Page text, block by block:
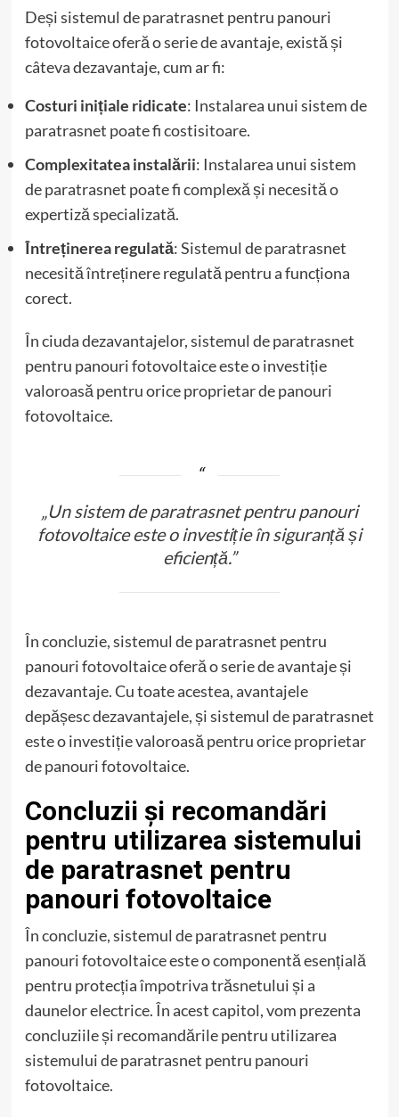
Deși sistemul de paratrasnet pentru panouri
fotovoltaice oferă o serie de avantaje, există și
câteva dezavantaje, cum ar fi:
Costuri inițiale ridicate: Instalarea unui sistem de
paratrasnet poate fi costisitoare.
Complexitatea instalării: Instalarea unui sistem
de paratrasnet poate fi complexă și necesită o
expertiză specializată.
Întreținerea regulată: Sistemul de paratrasnet
necesită întreținere regulată pentru a funcționa
corect.
În ciuda dezavantajelor, sistemul de paratrasnet
pentru panouri fotovoltaice este o investiție
valoroasă pentru orice proprietar de panouri
fotovoltaice.
„Un sistem de paratrasnet pentru panouri
fotovoltaice este o investiție în siguranță și
eficiență.”
În concluzie, sistemul de paratrasnet pentru
panouri fotovoltaice oferă o serie de avantaje și
dezavantaje. Cu toate acestea, avantajele
depășesc dezavantajele, și sistemul de paratrasnet
este o investiție valoroasă pentru orice proprietar
de panouri fotovoltaice.
Concluzii și recomandări
pentru utilizarea sistemului
de paratrasnet pentru
panouri fotovoltaice
În concluzie, sistemul de paratrasnet pentru
panouri fotovoltaice este o componentă esențială
pentru protecția împotriva trăsnetului și a
daunelor electrice. În acest capitol, vom prezenta
concluziile și recomandările pentru utilizarea
sistemului de paratrasnet pentru panouri
fotovoltaice.